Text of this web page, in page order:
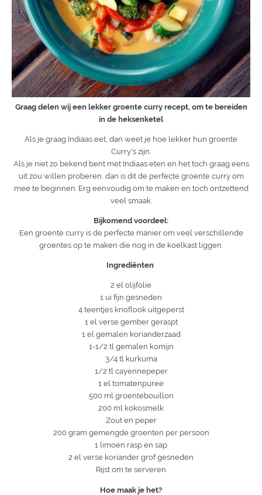
Graag delen wij een lekker groente curry recept, om te bereiden
in de heksenketel
Als je graag Indiaas eet, dan weet je hoe lekker hun groente
Curry's zijn.
Als je niet zo bekend bent met Indiaas eten en het toch graag eens
uit zou willen proberen, dan is dit de perfecte groente curry om
mee te beginnen. Erg eenvoudig om te maken en toch ontzettend
veel smaak.
Bijkomend voordeel:
Een groente curry is de perfecte manier om veel verschillende
groentes op te maken die nog in de koelkast liggen.
Ingrediënten
2 el olijfolie
1 ui fijn gesneden
4 teentjes knoflook uitgeperst
1 el verse gember geraspt
1 el gemalen korianderzaad
1-1/2 tl gemalen komijn
3/4 tl kurkuma
1/2 tl cayennepeper
1 el tomatenpuree
500 ml groentebouillon
200 ml kokosmelk
Zout en peper
200 gram gemengde groenten per persoon
1 limoen rasp en sap
2 el verse koriander grof gesneden
Rijst om te serveren
Hoe maak je het?